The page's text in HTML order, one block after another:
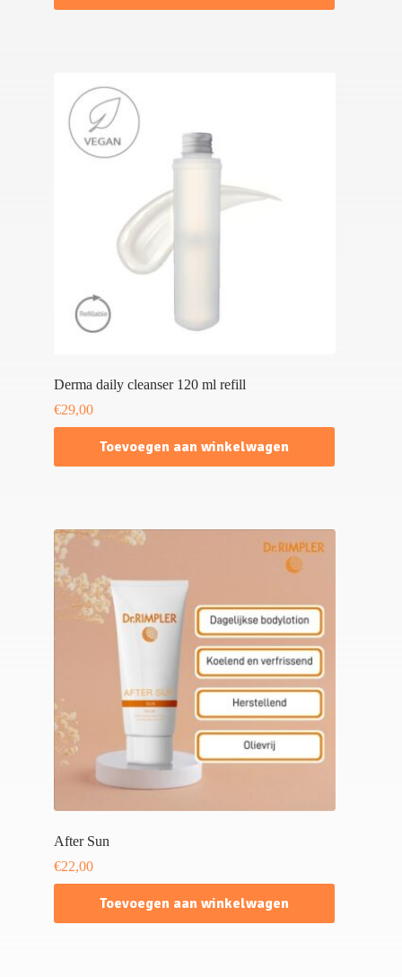
Derma daily cleanser 120 ml refill
€29,00
Toevoegen aan winkelwagen
After Sun
€22,00
Toevoegen aan winkelwagen